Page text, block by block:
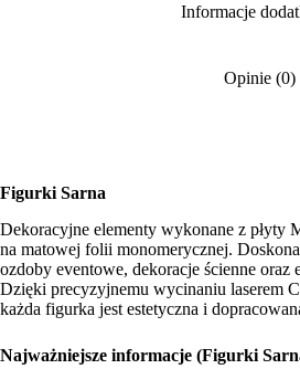
Informacje
Opinie (0)
Figurki Sarna
Dekoracyjne elementy wykonane z płyty
na matowej folii monomerycznej.
ozdoby eventowe, dekoracje ścienne oraz
Dzięki precyzyjnemu wycinaniu laserem
każda figurka jest estetyczna i
Najważniejsze informacje (Figurki